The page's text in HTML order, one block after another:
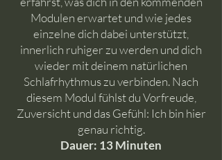
Modulen erwartet und wie jedes
einzelne dich dabei unterstützt,
innerlich ruhiger zu werden und dich
wieder mit deinem natürlichen
Schlafrhythmus zu verbinden. Nach
diesem Modul fühlst du Vorfreude,
Zuversicht und das Gefühl: Ich bin hier
genau richtig.
Dauer: 13 Minuten